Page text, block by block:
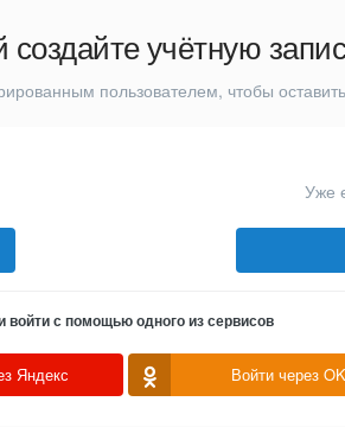
учётную
пользователем, чтобы
Уже
войти с помощью одного из сервисов
Яндекс Войти через